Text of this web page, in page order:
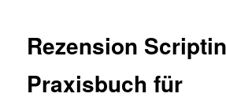
Rezension
Praxisbuch für